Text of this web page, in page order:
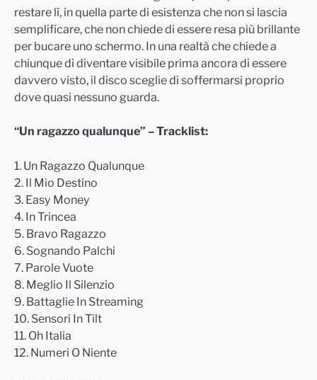
restare lì, in quella parte di esistenza che non si lascia
semplificare, che non chiede di essere resa più brillante
per bucare uno schermo. In una realtà che chiede a
chiunque di diventare visibile prima ancora di essere
davvero visto, il disco sceglie di soffermarsi proprio
dove quasi nessuno guarda.
“Un ragazzo qualunque” – Tracklist:
1. Un Ragazzo Qualunque
2. Il Mio Destino
3. Easy Money
4. In Trincea
5. Bravo Ragazzo
6. Sognando Palchi
7. Parole Vuote
8. Meglio Il Silenzio
9. Battaglie In Streaming
10. Sensori In Tilt
11. Oh Italia
12. Numeri O Niente